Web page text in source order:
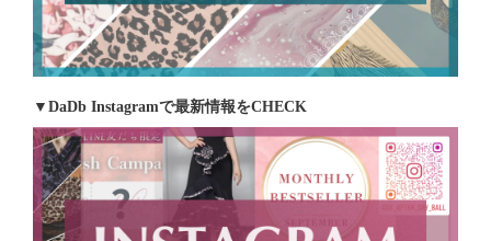
▼DaDb Instagramで最新情報をCHECK